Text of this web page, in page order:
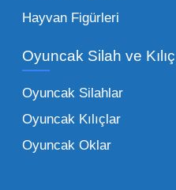
Eğitici Setler:
tarafından
ebeveynlerin son
ürün grupları
Oyuncak Araçlar:
Hayvan Figürleri
Oyuncak Silah ve
Oyuncak Silahlar
Oyuncak Kılıçlar
Oyuncak Oklar